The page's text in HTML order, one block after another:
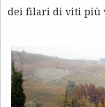
dei filari di viti più